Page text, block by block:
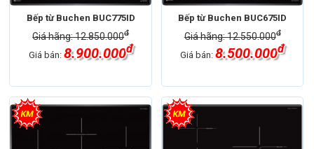
Bếp từ Buchen BUC775ID
Giá hãng: 12.850.000đ
Giá bán: 8.900.000đ
Bếp từ Buchen BUC675ID
Giá hãng: 12.550.000đ
Giá bán:8.500.000đ